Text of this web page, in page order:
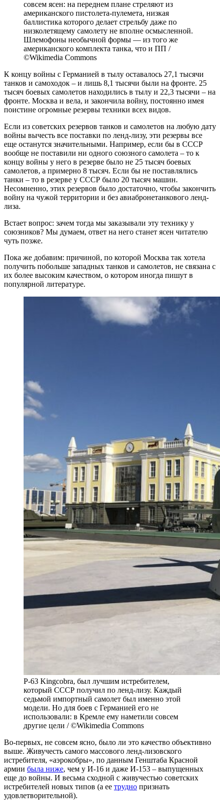
совсем ясен: на переднем плане стреляют из
американского пистолета-пулемета, низкая
баллистика которого делает стрельбу даже по
низколетящему самолету не вполне осмысленной.
Шлемофоны необычной формы — из того же
американского комплекта танка, что и ПП /
©Wikimedia Commons
К концу войны с Германией в тылу оставалось 27,1 тысячи
танков и самоходок – и лишь 8,1 тысячи были на фронте. 25
тысяч боевых самолетов находились в тылу и 22,3 тысячи – на
фронте. Москва и вела, и закончила войну, постоянно имея
поистине огромные резервы техники всех видов.
Если из советских резервов танков и самолетов на любую дату
войны вычесть все поставки по ленд-лизу, эти резервы все
еще останутся значительными. Например, если бы в СССР
вообще не поставили ни одного союзного самолета – то к
концу войны у него в резерве было не 25 тысяч боевых
самолетов, а примерно 8 тысяч. Если бы не поставлялись
танки – то в резерве у СССР было 20 тысяч машин.
Несомненно, этих резервов было достаточно, чтобы закончить
войну на чужой территории и без авиабронетанкового ленд-
лиза.
Встает вопрос: зачем тогда мы заказывали эту технику у
союзников? Мы думаем, ответ на него станет ясен читателю
чуть позже.
Пока же добавим: причиной, по которой Москва так хотела
получить побольше западных танков и самолетов, не связана с
их более высоким качеством, о котором иногда пишут в
популярной литературе.
P-63 Kingcobra, был лучшим истребителем,
который СССР получил по ленд-лизу. Каждый
седьмой импортный самолет был именно этой
модели. Но для боев с Германией его не
использовали: в Кремле ему наметили совсем
другие цели / ©Wikimedia Commons
Во-первых, не совсем ясно, было ли это качество объективно
выше. Живучесть самого массового ленд-лизовского
истребителя, «аэрокобры», по данным Генштаба Красной
армии была ниже, чем у И-16 и даже И-153 – выпущенных
еще до войны. И весьма сходной с живучестью советских
истребителей новых типов (а ее трудно признать
удовлетворительной).